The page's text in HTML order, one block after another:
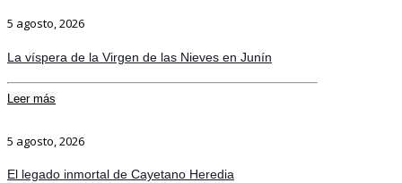
5 agosto, 2026
La víspera de la Virgen de las Nieves en Junín
Leer más
5 agosto, 2026
El legado inmortal de Cayetano Heredia